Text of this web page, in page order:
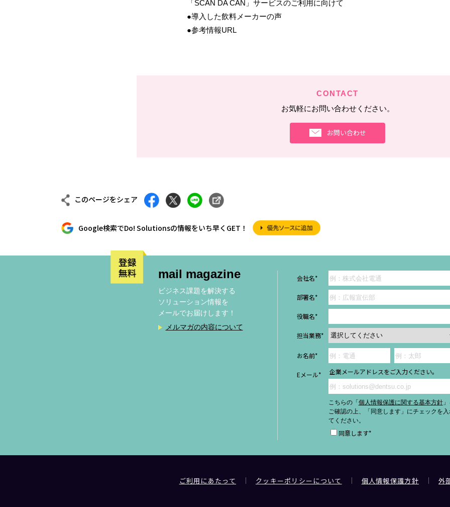
「SCAN DA CAN」サービスのご利用に向けて
●導入した飲料メーカーの声
●参考情報URL
CONTACT
お気軽にお問い合わせください。
お問い合わせ
このページをシェア
Google検索でDo! Solutionsの情報をいち早くGET！
mail magazine
ビジネス課題を解決する
ソリューション情報を
メールでお届けします！
メルマガの内容について
会社名*
部署名*
役職名*
担当業務*
Eメール* 企業メールアドレスをご入力ください。
こちらの「 個人情報保護に関する基本方針」
ご確認の上、「同意します」にチェックを入
てください。
同意します*
ご利用にあたって クッキーポリシーについて 個人情報保護方針 外